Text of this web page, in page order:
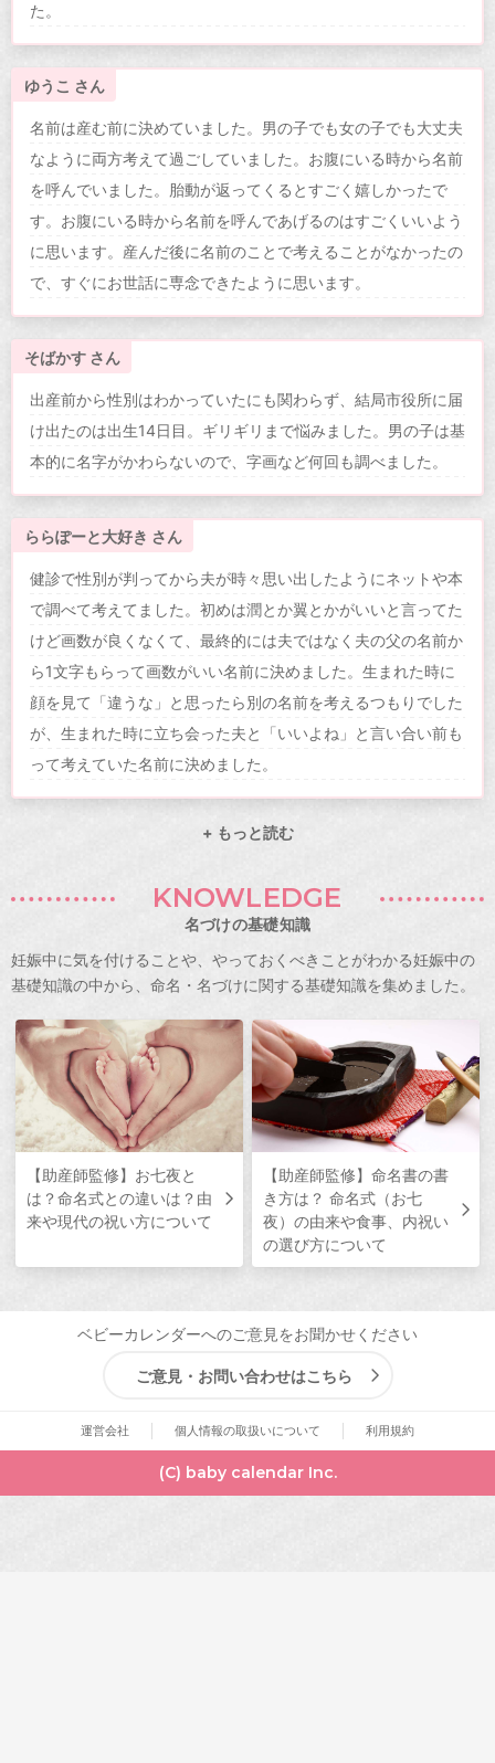
た。
ゆうこ さん
名前は産む前に決めていました。男の子でも女の子でも大丈夫
なように両方考えて過ごしていました。お腹にいる時から名前
を呼んでいました。胎動が返ってくるとすごく嬉しかったで
す。お腹にいる時から名前を呼んであげるのはすごくいいよう
に思います。産んだ後に名前のことで考えることがなかったの
で、すぐにお世話に専念できたように思います。
そばかす さん
出産前から性別はわかっていたにも関わらず、結局市役所に届
け出たのは出生14日目。ギリギリまで悩みました。男の子は基
本的に名字がかわらないので、字画など何回も調べました。
ららぽーと大好き さん
健診で性別が判ってから夫が時々思い出したようにネットや本
で調べて考えてました。初めは潤とか翼とかがいいと言ってた
けど画数が良くなくて、最終的には夫ではなく夫の父の名前か
ら1文字もらって画数がいい名前に決めました。生まれた時に
顔を見て「違うな」と思ったら別の名前を考えるつもりでした
が、生まれた時に立ち会った夫と「いいよね」と言い合い前も
って考えていた名前に決めました。
+ もっと読む
KNOWLEDGE
名づけの基礎知識
妊娠中に気を付けることや、やっておくべきことがわかる妊娠中の
基礎知識の中から、命名・名づけに関する基礎知識を集めました。
【助産師監修】お七夜と
は？命名式との違いは？由
来や現代の祝い方について
【助産師監修】命名書の書
き方は？ 命名式（お七
夜）の由来や食事、内祝い
の選び方について
ベビーカレンダーへのご意見をお聞かせください
ご意見・お問い合わせはこちら
運営会社 個人情報の取扱いについて 利用規約
(C) baby calendar Inc.